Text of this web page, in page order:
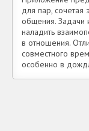
для пар, сочетая
общения. Задачи
наладить
в отношения.
совместного
особенно в